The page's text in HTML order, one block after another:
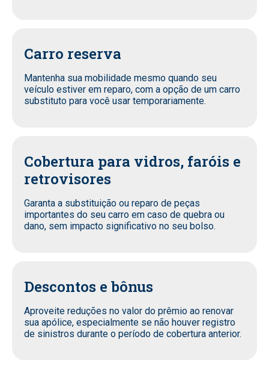
Carro reserva
Mantenha sua mobilidade mesmo quando seu
veículo estiver em reparo, com a opção de um carro
substituto para você usar temporariamente.
Cobertura para vidros, faróis e
retrovisores
Garanta a substituição ou reparo de peças
importantes do seu carro em caso de quebra ou
dano, sem impacto significativo no seu bolso.
Descontos e bônus
Aproveite reduções no valor do prêmio ao renovar
sua apólice, especialmente se não houver registro
de sinistros durante o período de cobertura anterior.